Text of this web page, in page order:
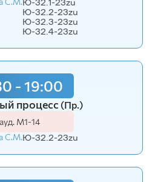
Ю-32.2-23zu
Ю-32.3-23zu
Ю-32.4-23zu
- 19:00
процесс (Пр.)
ауд. М1-14
С.М.Ю-32.2-23zu